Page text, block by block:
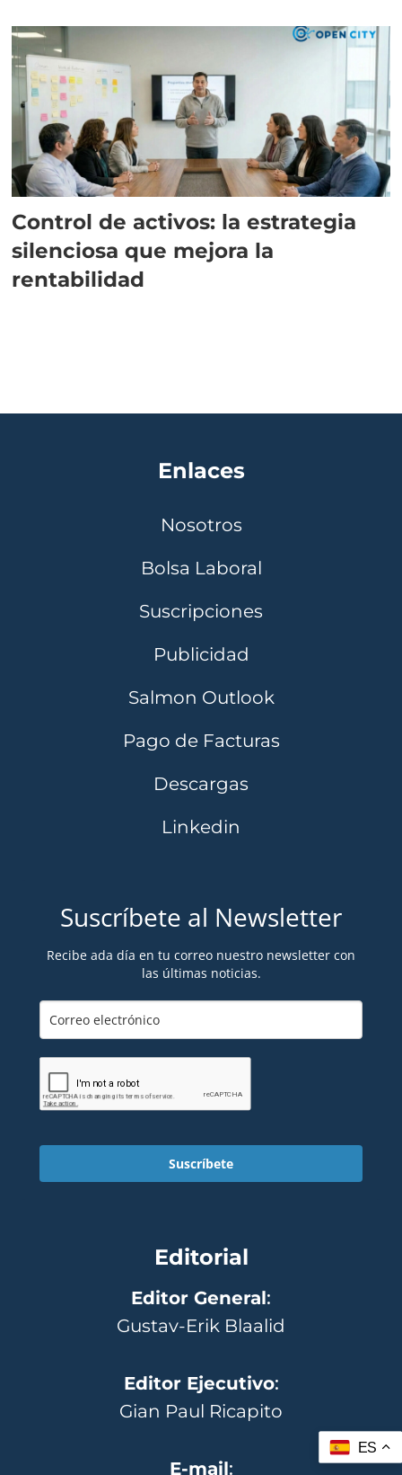
Control de activos: la estrategia
silenciosa que mejora la
rentabilidad
Enlaces
Nosotros
Bolsa Laboral
Suscripciones
Publicidad
Salmon Outlook
Pago de Facturas
Descargas
Linkedin
Suscríbete al Newsletter
Recibe ada día en tu correo nuestro newsletter con
las últimas noticias.
Suscríbete
Editorial
Editor General:
Gustav-Erik Blaalid
Editor Ejecutivo:
Gian Paul Ricapito
E-mail:
ES